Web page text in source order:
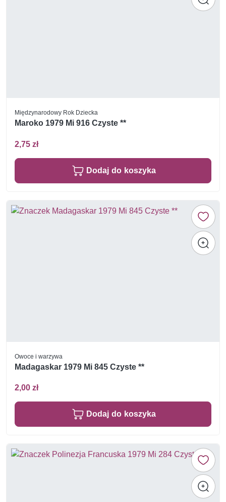
Międzynarodowy Rok Dziecka
Maroko 1979 Mi 916 Czyste **
2,75 zł
Dodaj do koszyka
Owoce i warzywa
Madagaskar 1979 Mi 845 Czyste **
2,00 zł
Dodaj do koszyka